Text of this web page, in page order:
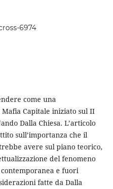
6974
come una
Capitale iniziato sul II
Dalla Chiesa. L’articolo
sull’importanza che il
avere sul piano teorico,
del fenomeno
e fuori
fatte da Dalla